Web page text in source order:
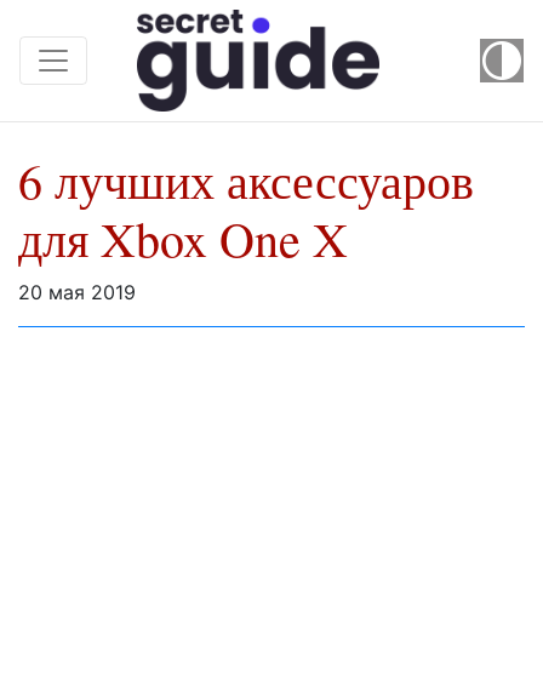
6 лучших аксессуаров
для Xbox One X
20 мая 2019